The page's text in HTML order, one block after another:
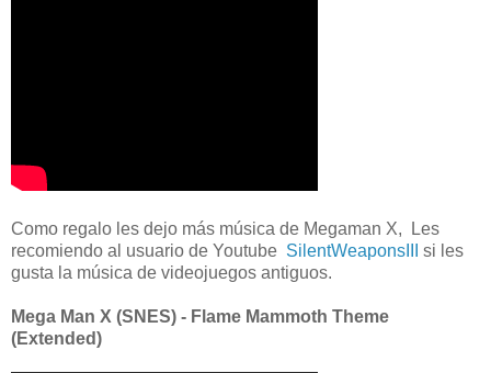
Como regalo les dejo más música de Megaman X, Les
recomiendo al usuario de Youtube SilentWeaponsIII
si les
gusta la música de videojuegos antiguos.
Mega Man X (SNES) - Flame Mammoth Theme
(Extended)